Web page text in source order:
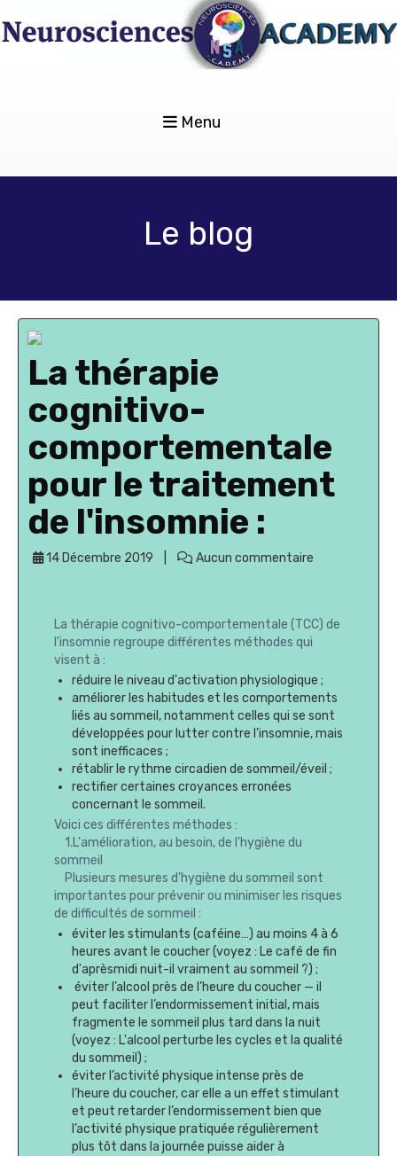
Menu
Le blog
La thérapie
cognitivo-
comportementale
pour le traitement
de l'insomnie :
14 Décembre 2019 Aucun commentaire
La thérapie cognitivo-comportementale (TCC) de
l'insomnie regroupe différentes méthodes qui
visent à :
réduire le niveau d'activation physiologique ;
améliorer les habitudes et les comportements
liés au sommeil, notamment celles qui se sont
développées pour lutter contre l'insomnie, mais
sont inefficaces ;
rétablir le rythme circadien de sommeil/éveil ;
rectifier certaines croyances erronées
concernant le sommeil.
Voici ces différentes méthodes :
1.L'amélioration, au besoin, de l'hygiène du
sommeil
Plusieurs mesures d’hygiène du sommeil sont
importantes pour prévenir ou minimiser les risques
de difficultés de sommeil :
éviter les stimulants (caféine…) au moins 4 à 6
heures avant le coucher (voyez : Le café de fin
d'aprèsmidi nuit-il vraiment au sommeil ?) ;
éviter l’alcool près de l’heure du coucher — il
peut faciliter l’endormissement initial, mais
fragmente le sommeil plus tard dans la nuit
(voyez : L'alcool perturbe les cycles et la qualité
du sommeil) ;
éviter l’activité physique intense près de
l’heure du coucher, car elle a un effet stimulant
et peut retarder l’endormissement bien que
l’activité physique pratiquée régulièrement
plus tôt dans la journée puisse aider à